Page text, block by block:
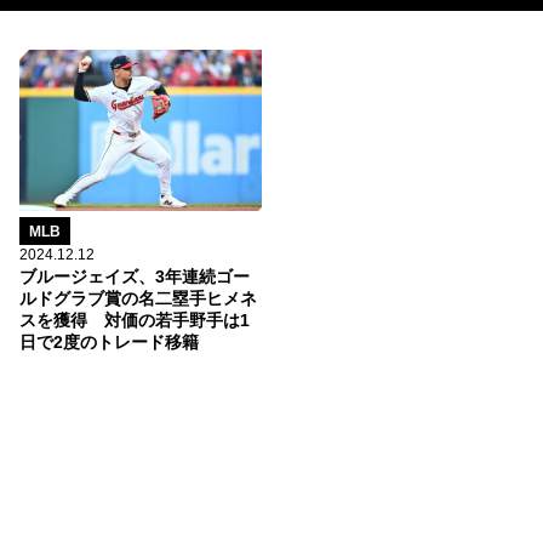
MLB
2024.12.12
ブルージェイズ、3年連続ゴー
ルドグラブ賞の名二塁手ヒメネ
スを獲得 対価の若手野手は1
日で2度のトレード移籍